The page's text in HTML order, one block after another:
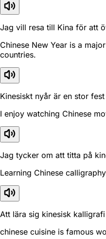
Jag vill resa till Kina för att
Chinese New Year is a
countries.
Kinesiskt nyår är en stor
I enjoy watching Chinese
Jag tycker om att titta på
Learning Chinese
Att lära sig kinesisk
chinese cuisine is famous